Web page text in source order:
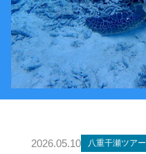
2026.05.10 八重干瀬ツアー